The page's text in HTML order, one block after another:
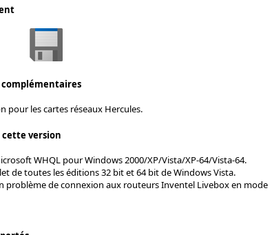
pour les cartes réseaux Hercules.
version
WHQL pour Windows 2000/XP/Vista/XP-64/Vista-64.
de toutes les éditions 32 bit et 64 bit de Windows Vista.
problème de connexion aux routeurs Inventel Livebox en mode